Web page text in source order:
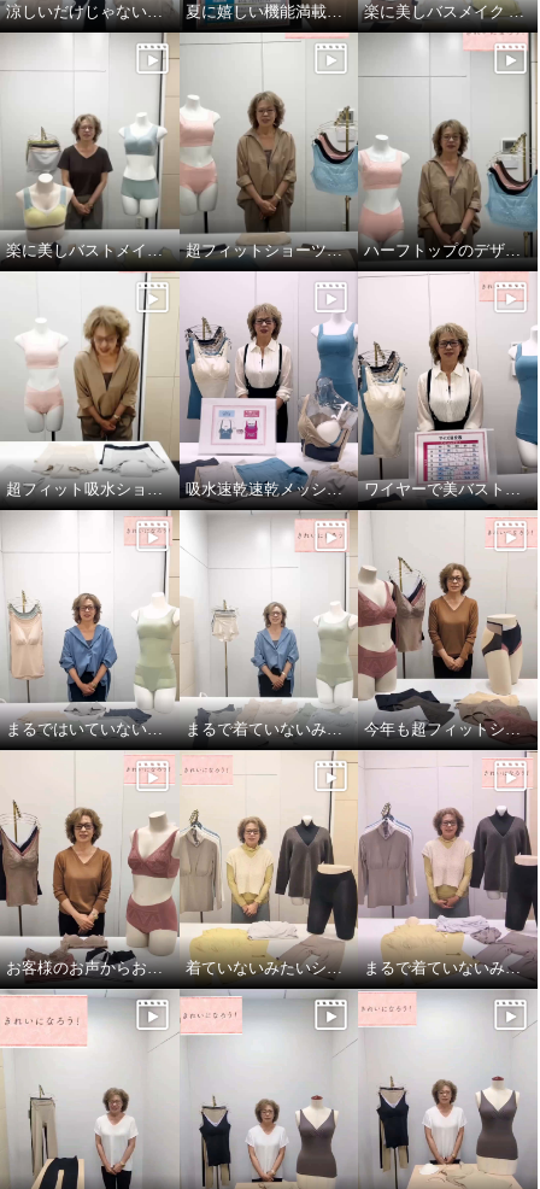
きれいになろう！ 制菌加工 モダ
ール混ベア天竺 超フィットショ
きれいになろう！ 制菌加工 モダ
ール混ベア天竺 超フィットショ
涼しいだけじゃない！小山のこだわり 夏に嬉しい機能満載！プンギインギョンシリ ーズ 楽に美しバスメイク ＜素材編＞
楽に美しバストメイク＜パターン編＞ 超フィットショーツソフトバージョン！ ハーフトップのデザインがリニューアル！
超フィット吸水ショーツ 吸水速乾速乾メッシュ ワイヤーで美バストメイク ブラキャミ ワイヤーで美バストメイクシリーズ サイズの選び方
まるではいていないみたい！超のびのび吸水速乾付きショーツ まるで着ていないみたい！超のびのび吸水速乾 付きカップ付きタンクトップ 今年も超フィットショーツしっかりバージョン！
お客様のお声からお作りしたブラとブラキャミです！ 着ていないみたいシリーズ！超のびのび秋冬バージョン まるで着ていないみたい！でもおしゃれ！